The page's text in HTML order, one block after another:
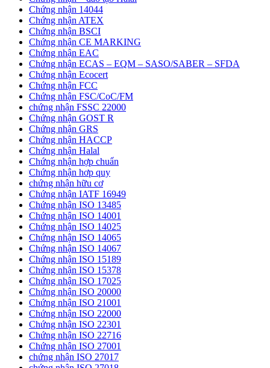
Chứng nhận 14044
Chứng nhận ATEX
Chứng nhận BSCI
Chứng nhận CE MARKING
Chứng nhận EAC
Chứng nhận ECAS – EQM – SASO/SABER – SFDA
Chứng nhận Ecocert
Chứng nhận FCC
Chứng nhận FSC/CoC/FM
chứng nhận FSSC 22000
Chứng nhận GOST R
Chứng nhận GRS
Chứng nhận HACCP
Chứng nhận Halal
Chứng nhận hợp chuẩn
Chứng nhận hơp quy
chứng nhận hữu cơ
Chứng nhận IATF 16949
Chứng nhận ISO 13485
Chứng nhận ISO 14001
Chứng nhận ISO 14025
Chứng nhận ISO 14065
Chứng nhận ISO 14067
Chứng nhận ISO 15189
Chứng nhận ISO 15378
Chứng nhận ISO 17025
Chứng nhận ISO 20000
Chứng nhận ISO 21001
Chứng nhận ISO 22000
Chứng nhận ISO 22301
Chứng nhận ISO 22716
Chứng nhận ISO 27001
chứng nhận ISO 27017